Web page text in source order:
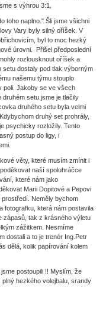
s výhrou 3:1.
toho naplno." Šli jsme všichni
Vary byly silný oříšek. V
byl to moc hezký
úrovni. Přišel předposlední
rozlousknout oříšek a
setu dostaly pod tlak výborným
našemu týmu stouplo
poli. Jakoby se ve všech
druhém setu jsme je tlačily
druhého setu byla velmi
druhý set prohrály,
psychicky rozložily. Tento
postup do ligy, i
věty, které musím zmínit i
naší spoluhráčce
které nám jako
Marii Dopitové a Pepovi
Neměly bychom
fotografku, která nám postavila
zápasů, tak z krásného výletu
zážitkem. Nesmíme
dostali a to je trenér Ing.Petr
dělá, kolik papírování kolem
postoupili !! Myslím, že
hezkého volejbalu, srandy